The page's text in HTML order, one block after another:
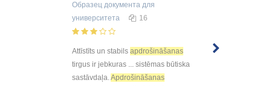
Образец документа для
университета
16
Attīstīts un stabils apdrošināšanas
tirgus ir jebkuras ... sistēmas būtiska
sastāvdaļa.Apdrošināšanas